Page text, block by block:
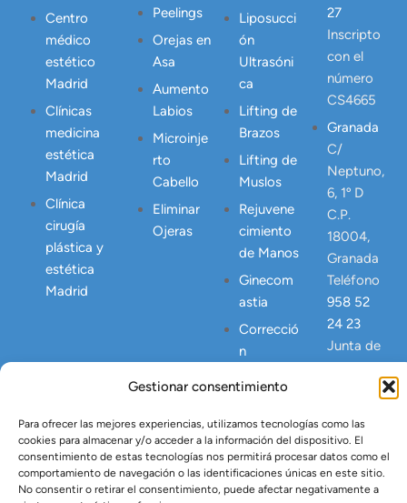
Gestionar consentimiento
Para ofrecer las mejores experiencias, utilizamos tecnologías como las
cookies para almacenar y/o acceder a la información del dispositivo. El
consentimiento de estas tecnologías nos permitirá procesar datos como el
comportamiento de navegación o las identificaciones únicas en este sitio.
No consentir o retirar el consentimiento, puede afectar negativamente a
Centro
médico
estético
Madrid
Clínicas
medicina
estética
Madrid
Clínica
cirugía
plástica y
estética
Madrid
Peelings
Orejas en
Asa
Aumento
Labios
Microinje
rto
Cabello
Eliminar
Ojeras
Liposucci
ón
Ultrasóni
ca
Lifting de
Brazos
Lifting de
Muslos
Rejuvene
cimiento
de Manos
Ginecom
astia
Correcció
n
Postpart
Lipo
Vaser
Tratamien
27
Inscripto
con el
número
CS4665
Granada
C/
Neptuno,
6, 1º D
C.P.
18004,
Granada
Teléfono
958 52
24 23
Junta de
Andalucia